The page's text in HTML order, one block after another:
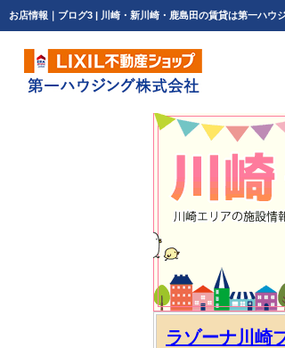
お店情報｜ブログ3 | 川崎・新川崎・鹿島田の賃貸は第一ハウ
ラゾーナ川崎